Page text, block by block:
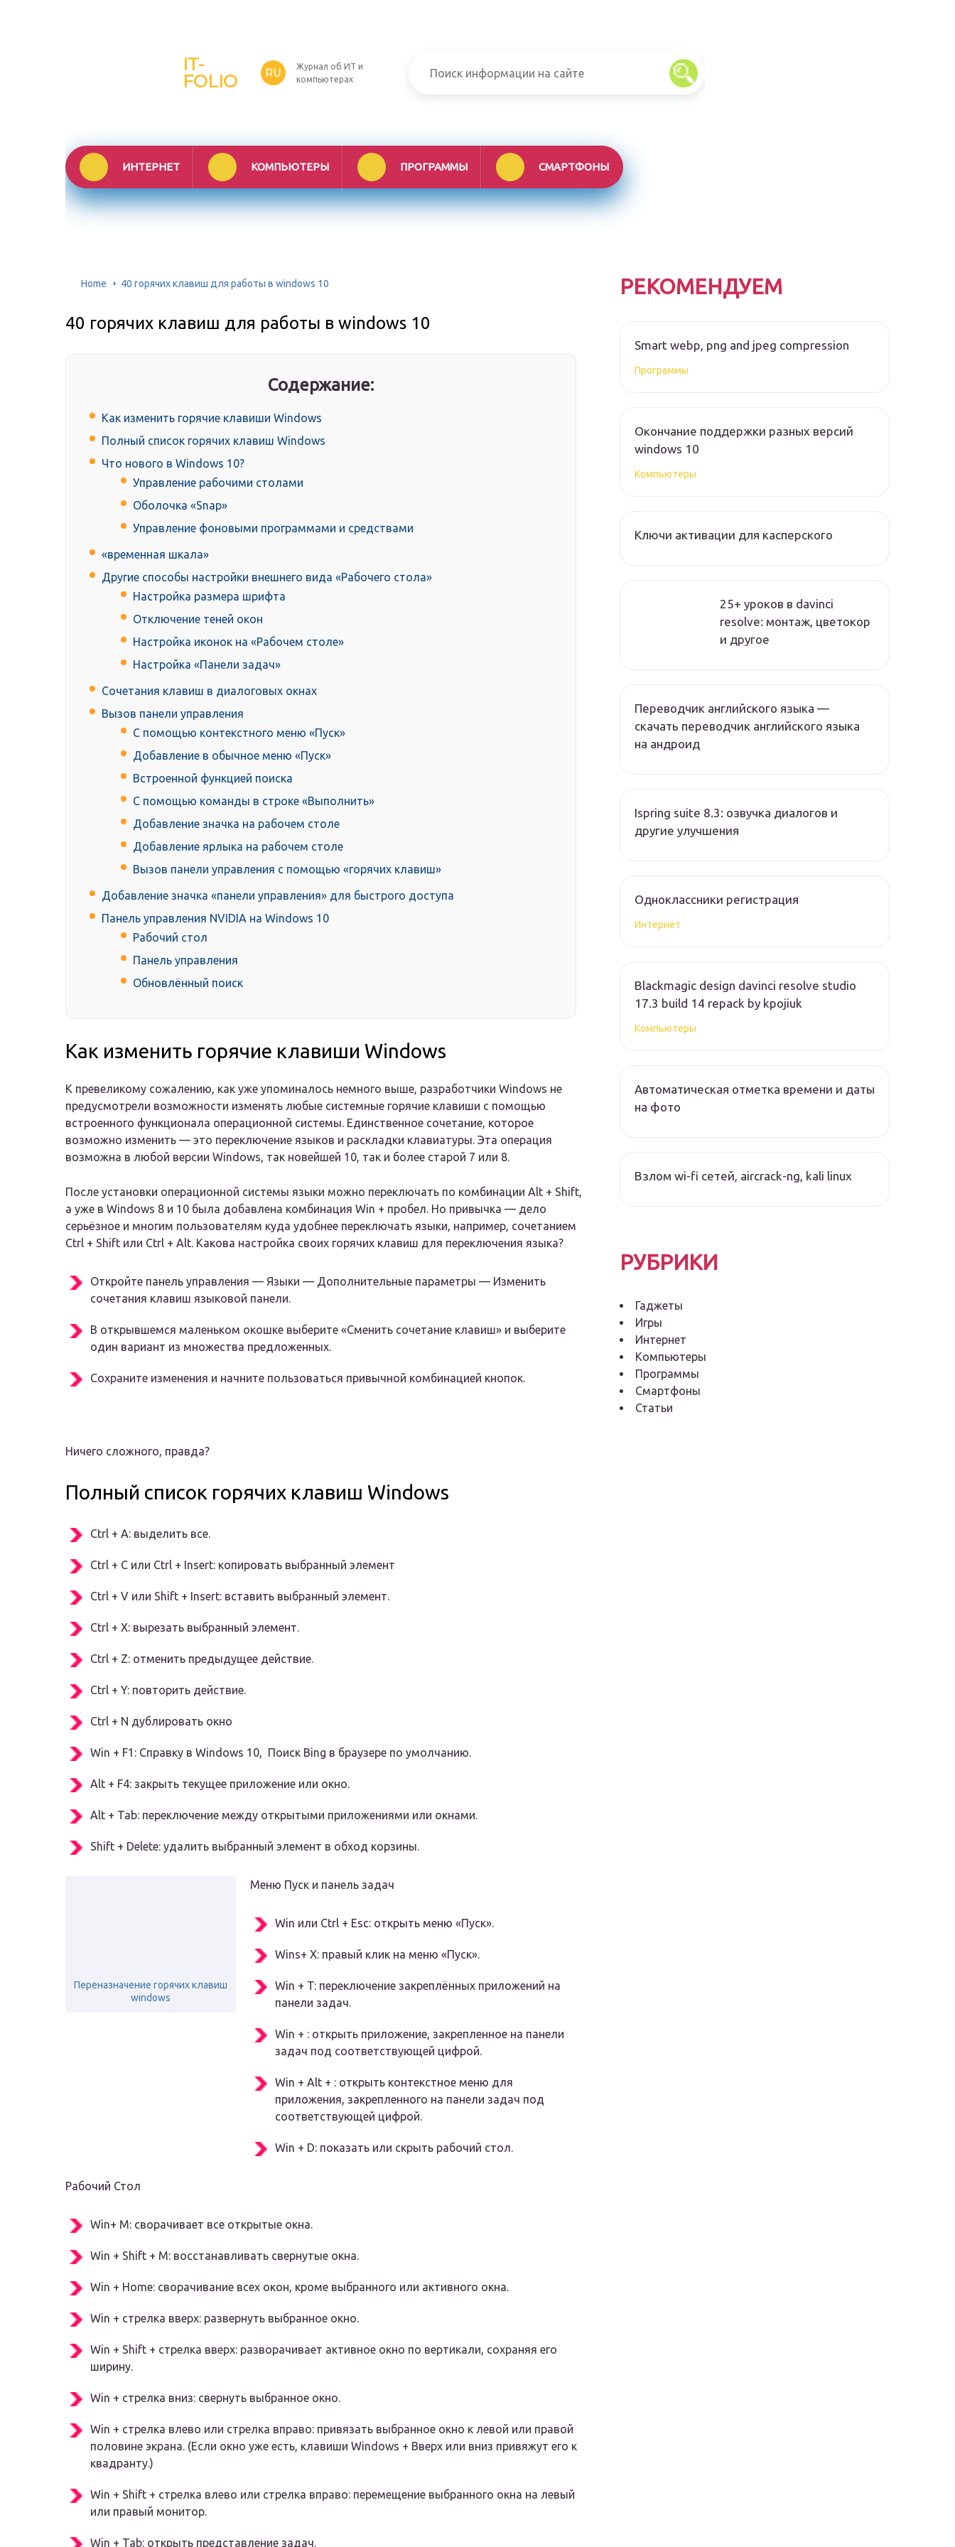
IT-
FOLIO
RU
Журнал об ИТ и
компьютерах
ИНТЕРНЕТ КОМПЬЮТЕРЫ ПРОГРАММЫ СМАРТФОНЫ
Home 40 горячих клавиш для работы в windows 10
40 горячих клавиш для работы в windows 10
Содержание:
Как изменить горячие клавиши Windows
Полный список горячих клавиш Windows
Что нового в Windows 10?
Управление рабочими столами
Оболочка «Snap»
Управление фоновыми программами и средствами
«временная шкала»
Другие способы настройки внешнего вида «Рабочего стола»
Настройка размера шрифта
Отключение теней окон
Настройка иконок на «Рабочем столе»
Настройка «Панели задач»
Сочетания клавиш в диалоговых окнах
Вызов панели управления
С помощью контекстного меню «Пуск»
Добавление в обычное меню «Пуск»
Встроенной функцией поиска
С помощью команды в строке «Выполнить»
Добавление значка на рабочем столе
Добавление ярлыка на рабочем столе
Вызов панели управления с помощью «горячих клавиш»
Добавление значка «панели управления» для быстрого доступа
Панель управления NVIDIA на Windows 10
Рабочий стол
Панель управления
Обновлённый поиск
Как изменить горячие клавиши Windows
К превеликому сожалению, как уже упоминалось немного выше, разработчики Windows не
предусмотрели возможности изменять любые системные горячие клавиши с помощью
встроенного функционала операционной системы. Единственное сочетание, которое
возможно изменить — это переключение языков и раскладки клавиатуры. Эта операция
возможна в любой версии Windows, так новейшей 10, так и более старой 7 или 8.
После установки операционной системы языки можно переключать по комбинации Alt + Shift,
а уже в Windows 8 и 10 была добавлена комбинация Win + пробел. Но привычка — дело
серьёзное и многим пользователям куда удобнее переключать языки, например, сочетанием
Ctrl + Shift или Ctrl + Alt. Какова настройка своих горячих клавиш для переключения языка?
Откройте панель управления — Языки — Дополнительные параметры — Изменить
сочетания клавиш языковой панели.
В открывшемся маленьком окошке выберите «Сменить сочетание клавиш» и выберите
один вариант из множества предложенных.
Сохраните изменения и начните пользоваться привычной комбинацией кнопок.
Ничего сложного, правда?
Полный список горячих клавиш Windows
Ctrl + A: выделить все.
Ctrl + C или Ctrl + Insert: копировать выбранный элемент
Ctrl + V или Shift + Insert: вставить выбранный элемент.
Ctrl + X: вырезать выбранный элемент.
Ctrl + Z: отменить предыдущее действие.
Ctrl + Y: повторить действие.
Ctrl + N дублировать окно
Win + F1: Справку в Windows 10, Поиск Bing в браузере по умолчанию.
Alt + F4: закрыть текущее приложение или окно.
Alt + Tab: переключение между открытыми приложениями или окнами.
Shift + Delete: удалить выбранный элемент в обход корзины.
Переназначение горячих клавиш
windows
Меню Пуск и панель задач
Win или Ctrl + Esc: открыть меню «Пуск».
Wins+ X: правый клик на меню «Пуск».
Win + T: переключение закреплённых приложений на
панели задач.
Win + : открыть приложение, закрепленное на панели
задач под соответствующей цифрой.
Win + Alt + : открыть контекстное меню для
приложения, закрепленного на панели задач под
соответствующей цифрой.
Win + D: показать или скрыть рабочий стол.
Рабочий Стол
Win+ M: сворачивает все открытые окна.
Win + Shift + M: восстанавливать свернутые окна.
Win + Home: сворачивание всех окон, кроме выбранного или активного окна.
Win + стрелка вверх: развернуть выбранное окно.
Win + Shift + стрелка вверх: разворачивает активное окно по вертикали, сохраняя его
ширину.
Win + стрелка вниз: свернуть выбранное окно.
Win + стрелка влево или стрелка вправо: привязать выбранное окно к левой или правой
половине экрана. (Если окно уже есть, клавиши Windows + Вверх или вниз привяжут его к
квадранту.)
Win + Shift + стрелка влево или стрелка вправо: перемещение выбранного окна на левый
или правый монитор.
Win + Tab: открыть представление задач.
РЕКОМЕНДУЕМ
Smart webp, png and jpeg compression
Программы
Окончание поддержки разных версий
windows 10
Компьютеры
Ключи активации для касперского
25+ уроков в davinci
resolve: монтаж, цветокор
и другое
Переводчик английского языка —
скачать переводчик английского языка
на андроид
Ispring suite 8.3: озвучка диалогов и
другие улучшения
Одноклассники регистрация
Интернет
Blackmagic design davinci resolve studio
17.3 build 14 repack by kpojiuk
Компьютеры
Автоматическая отметка времени и даты
на фото
Взлом wi-fi сетей, aircrack-ng, kali linux
РУБРИКИ
Гаджеты
Игры
Интернет
Компьютеры
Программы
Смартфоны
Статьи